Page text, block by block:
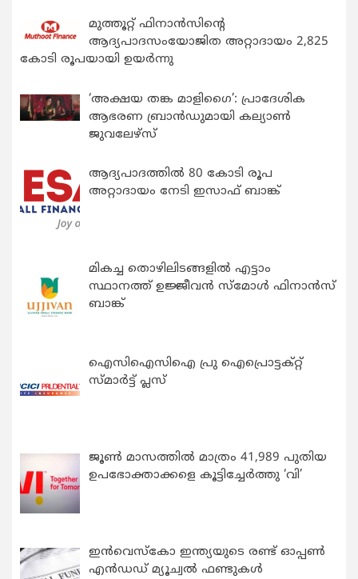
മുത്തൂറ്റ് ഫിനാൻസിന്റെ
ആദ്യപാദസംയോജിത അറ്റാദായം 2,825
കോടി രൂപയായി ഉയർന്നു
‘അക്ഷയ തങ്ക മാളിഗൈ’: പ്രാദേശിക
ആഭരണ ബ്രാന്‍ഡുമായി കല്യാണ്‍
ജുവലേഴ്‌സ്
ആദ്യപാദത്തിൽ 80 കോടി രൂപ
അറ്റാദായം നേടി ഇസാഫ് ബാങ്ക്
മികച്ച തൊഴിലിടങ്ങളിൽ എട്ടാം
സ്ഥാനത്ത് ഉജ്ജീവൻ സ്മോൾ ഫിനാൻസ്
ബാങ്ക്
ഐസിഐസിഐ പ്രു ഐപ്രൊട്ടക്റ്റ്
സ്മാർട്ട് പ്ലസ്
ജൂൺ മാസത്തിൽ മാത്രം 41,989 പുതിയ
ഉപഭോക്താക്കളെ കൂട്ടിച്ചേർത്തു ‘വി’
ഇന്‍വെസ്കോ ഇന്ത്യയുടെ രണ്ട് ഓപ്പണ്‍
എന്‍ഡഡ് മ്യൂച്വല്‍ ഫണ്ടുകള്‍